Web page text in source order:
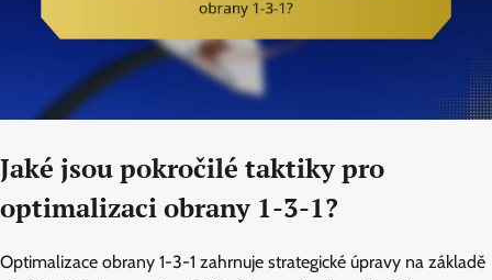
Jaké jsou pokročilé taktiky pro
optimalizaci obrany 1-3-1?
Optimalizace obrany 1-3-1 zahrnuje strategické úpravy na základě